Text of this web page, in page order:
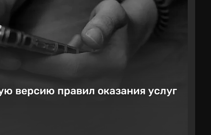
версию правил оказания услуг